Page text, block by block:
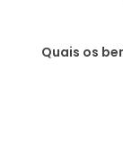
Quais os